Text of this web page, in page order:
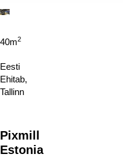
40m2
Eesti
Ehitab,
Tallinn
Pixmill
Estonia